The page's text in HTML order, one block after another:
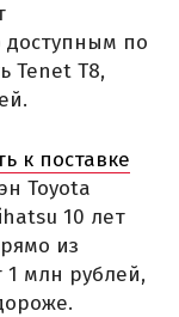
доступным по
Tenet T8,
к поставке
Toyota
10 лет
из
млн рублей,